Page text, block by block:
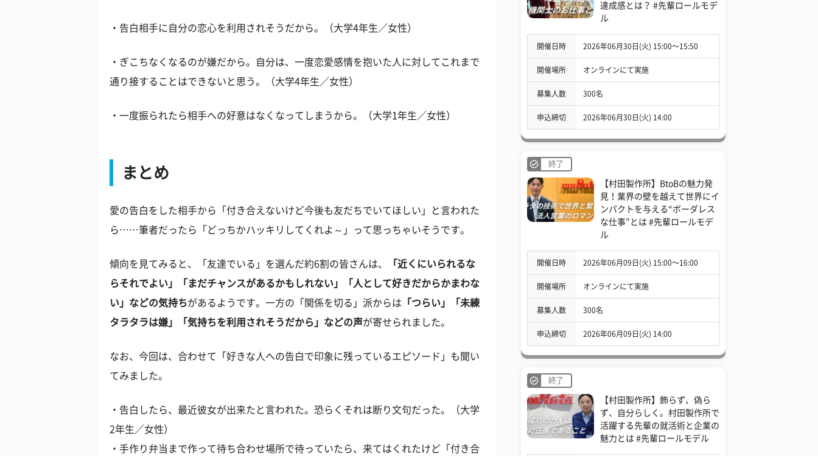
・告白相手に自分の恋心を利用されそうだから。（大学4年生／女性）
・ぎこちなくなるのが嫌だから。自分は、一度恋愛感情を抱いた人に対してこれまで
通り接することはできないと思う。（大学4年生／女性）
・一度振られたら相手への好意はなくなってしまうから。（大学1年生／女性）
まとめ
愛の告白をした相手から「付き合えないけど今後も友だちでいてほしい」と言われた
ら……筆者だったら「どっちかハッキリしてくれよ～」って思っちゃいそうです。
傾向を見てみると、「友達でいる」を選んだ約6割の皆さんは、
「近くにいられるな
らそれでよい」「まだチャンスがあるかもしれない」「人として好きだからかまわな
い」などの気持ちがあるようです。一方の「関係を切る」派からは 「つらい」「未練
タラタラは嫌」「気持ちを利用されそうだから」などの声が寄せられました。
なお、今回は、合わせて「好きな人への告白で印象に残っているエピソード」も聞い
てみました。
・告白したら、最近彼女が出来たと言われた。恐らくそれは断り文句だった。（大学
2年生／女性）
・手作り弁当まで作って待ち合わせ場所で待っていたら、来てはくれたけど「付き合
達成感とは？ #先輩ロールモデ
ル
開催日時 2026年06月30日(火) 15:00〜15:50
開催場所 オンラインにて実施
募集人数 300名
申込締切 2026年06月30日(火) 14:00
終了
【村田製作所】BtoBの魅力発
見！業界の壁を越えて世界にイ
ンパクトを与える“ボーダレス
な仕事”とは #先輩ロールモデ
ル
開催日時 2026年06月09日(火) 15:00〜16:00
開催場所 オンラインにて実施
募集人数 300名
申込締切 2026年06月09日(火) 14:00
終了
【村田製作所】飾らず、偽ら
ず、自分らしく。村田製作所で
活躍する先輩の就活術と企業の
魅力とは #先輩ロールモデル